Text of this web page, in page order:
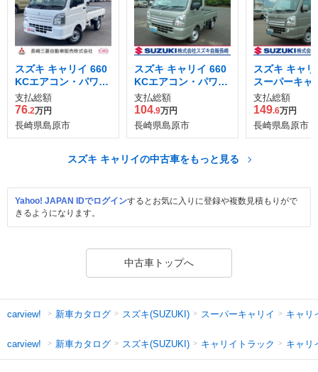
スズキ キャリイ 660
KCエアコン・パワス
テ 3方開 4WD
支払総額
76.2万円
長崎県島原市
スズキ キャリイ 660
KCエアコン・パワス
テ 3方開
支払総額
104.9万円
長崎県島原市
スズキ キャ
スーパーキャ
3方開 4WD
支払総額
149.6万円
長崎県島原市
スズキ キャリイの中古車をもっと見る
Yahoo! JAPAN IDでログインするとお気に入りに登録や複数見積もりがで
きるようになります。
中古車トップへ
carview! 新車カタログ スズキ(SUZUKI) スーパーキャリイ キャリ
carview! 新車カタログ スズキ(SUZUKI) キャリイトラック キャリ